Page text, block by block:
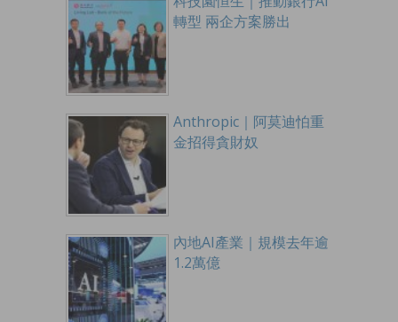
轉型 兩企方案勝出
Anthropic｜阿莫迪怕重
金招得貪財奴
內地AI產業｜規模去年逾
1.2萬億